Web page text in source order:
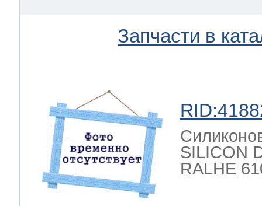
Запчасти в
SILICON
RALHE